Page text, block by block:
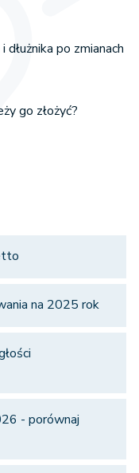
dłużnika po zmianach
go złożyć?
na 2025 rok
- porównaj